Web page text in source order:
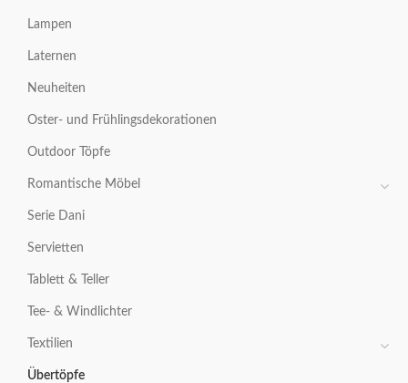
Lampen
Laternen
Neuheiten
Oster- und Frühlingsdekorationen
Outdoor Töpfe
Romantische Möbel
Serie Dani
Servietten
Tablett & Teller
Tee- & Windlichter
Textilien
Übertöpfe